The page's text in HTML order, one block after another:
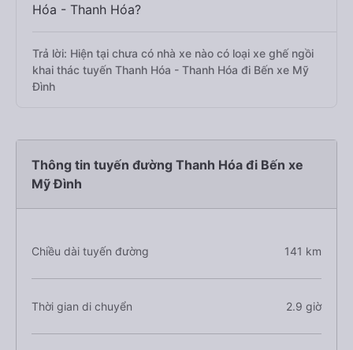
Hóa - Thanh Hóa?
Trả lời: Hiện tại chưa có nhà xe nào có loại xe ghế ngồi
khai thác tuyến Thanh Hóa - Thanh Hóa đi Bến xe Mỹ
Đình
Thông tin tuyến đường Thanh Hóa đi Bến xe
Mỹ Đình
Chiều dài tuyến đường 141 km
Thời gian di chuyển 2.9 giờ